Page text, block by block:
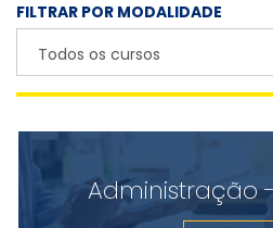
FILTRAR POR MODALIDADE
Administração